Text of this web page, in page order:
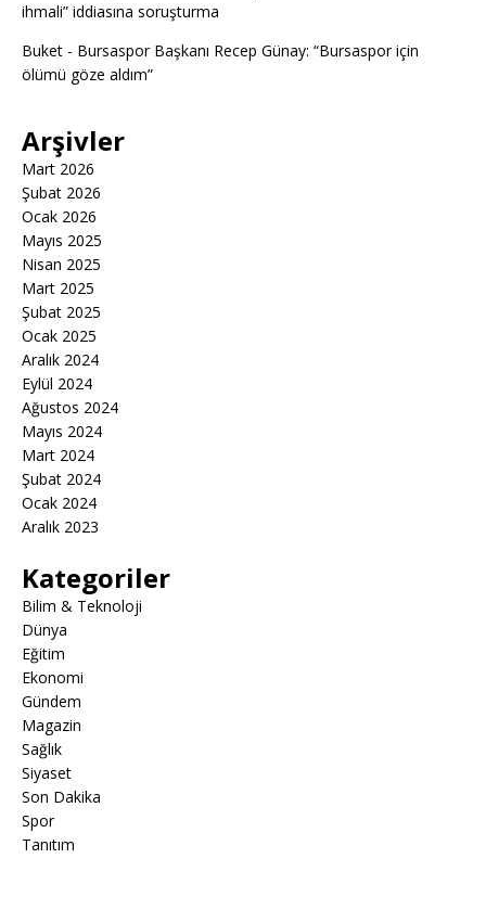
ihmali” iddiasına soruşturma
Buket - Bursaspor Başkanı Recep Günay: “Bursaspor için
ölümü göze aldım”
Arşivler
Mart 2026
Şubat 2026
Ocak 2026
Mayıs 2025
Nisan 2025
Mart 2025
Şubat 2025
Ocak 2025
Aralık 2024
Eylül 2024
Ağustos 2024
Mayıs 2024
Mart 2024
Şubat 2024
Ocak 2024
Aralık 2023
Kategoriler
Bilim & Teknoloji
Dünya
Eğitim
Ekonomi
Gündem
Magazin
Sağlık
Siyaset
Son Dakika
Spor
Tanıtım